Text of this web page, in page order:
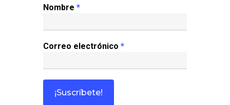
Nombre *
Correo electrónico *
Revista